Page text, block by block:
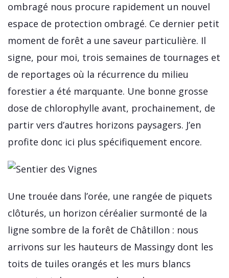
ombragé nous procure rapidement un nouvel
espace de protection ombragé. Ce dernier petit
moment de forêt a une saveur particulière. Il
signe, pour moi, trois semaines de tournages et
de reportages où la récurrence du milieu
forestier a été marquante. Une bonne grosse
dose de chlorophylle avant, prochainement, de
partir vers d’autres horizons paysagers. J’en
profite donc ici plus spécifiquement encore.
Une trouée dans l’orée, une rangée de piquets
clôturés, un horizon céréalier surmonté de la
ligne sombre de la forêt de Châtillon : nous
arrivons sur les hauteurs de Massingy dont les
toits de tuiles orangés et les murs blancs